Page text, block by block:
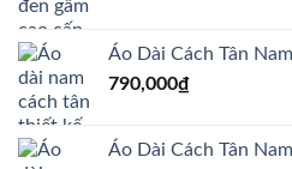
Áo Dài Cách Tân
790,000₫
Áo Dài Cách Tân